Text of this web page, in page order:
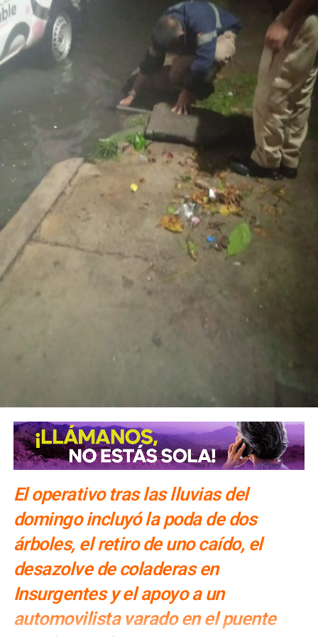
colaboración de la ciudadanía durante el desarrollo de
estas labores e invita a
respetarla señalización
instalada, conducir con moderación y atender las
indicaciones
del personal que participa en los trabajos, a
fin de garantizar la seguridad de todas y todos.
Tangamanga prevé refuerzo con Guardia Civil
tras dos su1c1d10s
El operativo tras las lluvias del
domingo incluyó la poda de dos
árboles, el retiro de uno caído, el
desazolve de coladeras en
Insurgentes y el apoyo a un
automovilista varado en el puente